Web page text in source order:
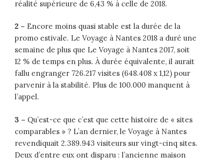
réalité supérieure de 6,43 % à celle de 2018.
2 – Encore moins quasi stable est la durée de la
promo estivale. Le Voyage à Nantes 2018 a duré une
semaine de plus que Le Voyage à Nantes 2017, soit
12 % de temps en plus. À durée équivalente, il aurait
fallu engranger 726.217 visites (648.408 x 1,12) pour
parvenir à la stabilité. Plus de 100.000 manquent à
l’appel.
3 – Qu’est-ce que c’est que cette histoire de « sites
comparables » ? L’an dernier, le Voyage à Nantes
revendiquait 2.389.943 visiteurs sur vingt-cinq sites.
Deux d’entre eux ont disparu : l’ancienne maison